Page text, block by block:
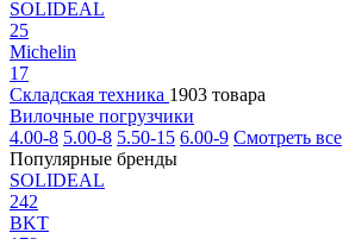
SOLIDEAL
25
Michelin
17
Складская техника 1903 товара
Вилочные погрузчики
4.00-8 5.00-8 5.50-15 6.00-9 Смотреть все
Популярные бренды
SOLIDEAL
242
BKT